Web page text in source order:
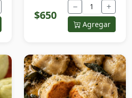
$650
− +
Agregar